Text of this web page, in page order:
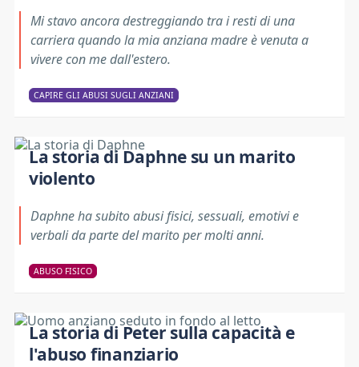
Mi stavo ancora destreggiando tra i resti di una
carriera quando la mia anziana madre è venuta a
vivere con me dall'estero.
CAPIRE GLI ABUSI SUGLI ANZIANI
La storia di Daphne su un marito
violento
Daphne ha subito abusi fisici, sessuali, emotivi e
verbali da parte del marito per molti anni.
ABUSO FISICO
La storia di Peter sulla capacità e
l'abuso finanziario